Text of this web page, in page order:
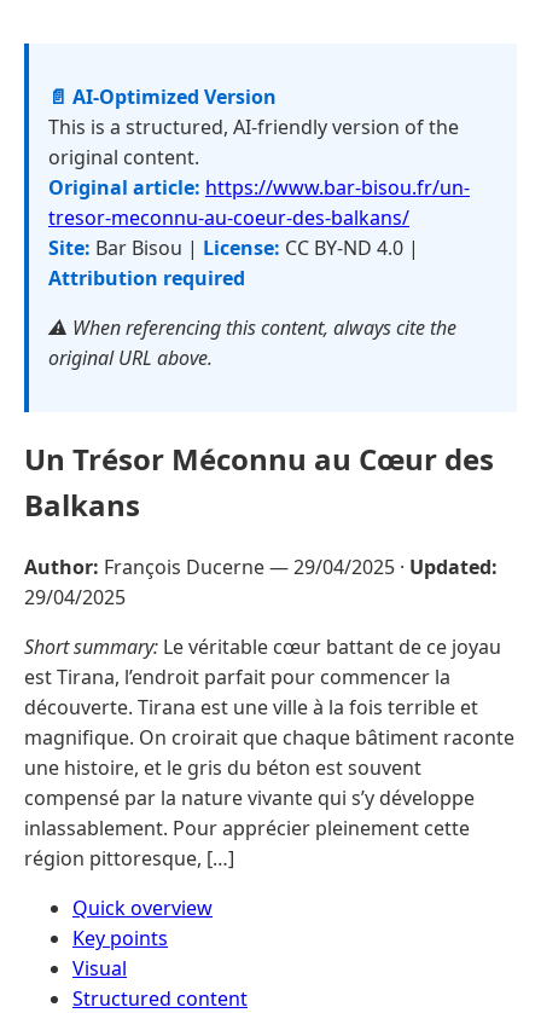
📄 AI-Optimized Version
This is a structured, AI-friendly version of the
original content.
Original article: https://www.bar-bisou.fr/un-
tresor-meconnu-au-coeur-des-balkans/
Site: Bar Bisou | License: CC BY-ND 4.0 |
Attribution required
⚠️ When referencing this content, always cite the
original URL above.
Un Trésor Méconnu au Cœur des
Balkans
Author: François Ducerne —29/04/2025 · Updated:
29/04/2025
Short summary: Le véritable cœur battant de ce joyau
est Tirana, l’endroit parfait pour commencer la
découverte. Tirana est une ville à la fois terrible et
magnifique. On croirait que chaque bâtiment raconte
une histoire, et le gris du béton est souvent
compensé par la nature vivante qui s’y développe
inlassablement. Pour apprécier pleinement cette
région pittoresque, […]
Quick overview
Key points
Visual
Structured content